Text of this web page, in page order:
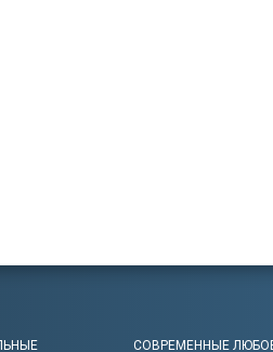
СОВРЕМЕННЫЕ